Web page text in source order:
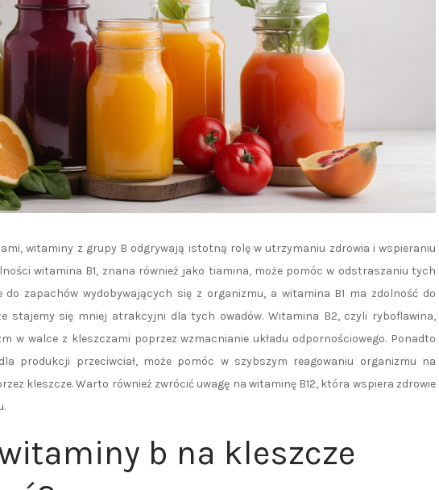
witaminy z grupy B odgrywają istotną rolę w utrzymaniu zdrowia i wspieraniu
witamina B1, znana również jako tiamina, może pomóc w odstraszaniu tych
do zapachów wydobywających się z organizmu, a witamina B1 ma zdolność do
stajemy się mniej atrakcyjni dla tych owadów. Witamina B2, czyli ryboflawina,
w walce z kleszczami poprzez wzmacnianie układu odpornościowego. Ponadto
produkcji przeciwciał, może pomóc w szybszym reagowaniu organizmu na
kleszcze. Warto również zwrócić uwagę na witaminę B12, która wspiera zdrowie
b na kleszcze